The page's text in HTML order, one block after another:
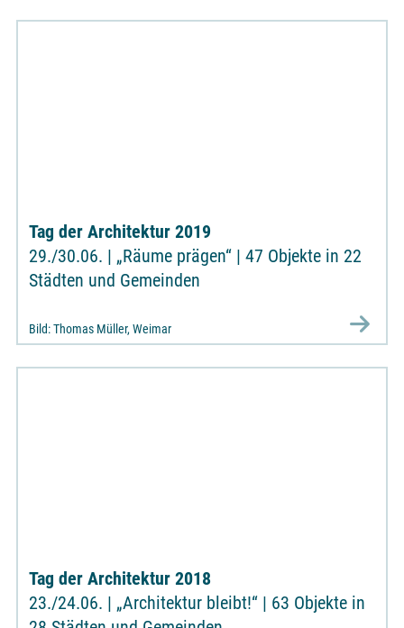
Tag der Architektur 2019
29./30.06. | „Räume prägen“ | 47 Objekte in 22
Städten und Gemeinden
Bild: Thomas Müller, Weimar
Tag der Architektur 2018
23./24.06. | „Architektur bleibt!“ | 63 Objekte in